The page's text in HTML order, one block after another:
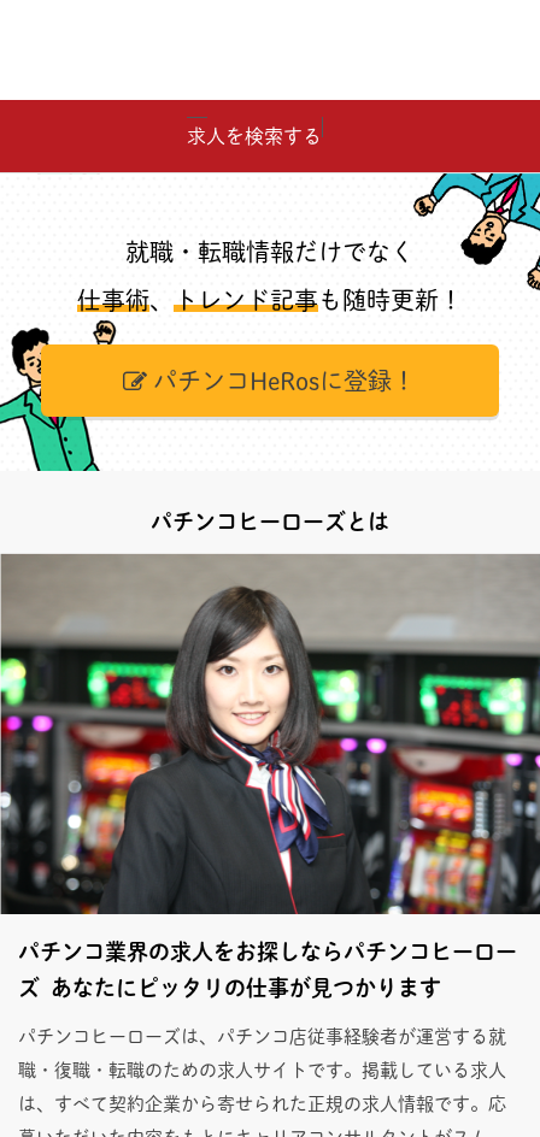
求人を検索する
就職・転職情報だけでなく
仕事術、 トレンド記事も随時更新！
パチンコHeRosに登録！
パチンコヒーローズとは
パチンコ業界の求人をお探しならパチンコヒーロー
ズ あなたにピッタリの仕事が見つかります
パチンコヒーローズは、パチンコ店従事経験者が運営する就
職・復職・転職のための求人サイトです。掲載している求人
は、すべて契約企業から寄せられた正規の求人情報です。応